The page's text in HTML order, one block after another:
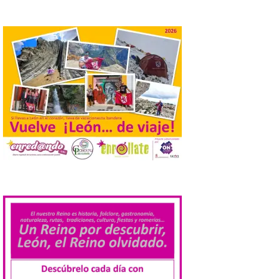
relacionadas […]
Cabárceno prepara tres
enclaves privilegiados
desde los que divisar el
eclipse solar del 12 de
agosto
8 Ago 2026
El parque amplía su
horario y refuerza los
programación musical de Estación
preferente en la comunidad autónoma,
contará con un dispositivo especial de
seguridad y acceso […]
Gijon prohíbe el baño en